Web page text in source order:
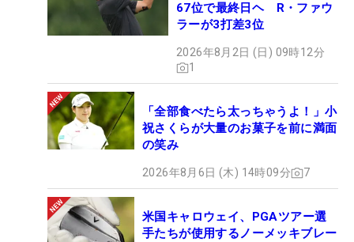
67位で最終日ヘ R・ファウ
ラーが3打差3位
2026年8月2日 (日) 09時12分
1
「全部食べたら太っちゃうよ！」小
祝さくらが大量のお菓子を前に満面
の笑み
2026年8月6日 (木) 14時09分 7
米国キャロウェイ、PGAツアー選
手たちが使用するノーメッキブレー